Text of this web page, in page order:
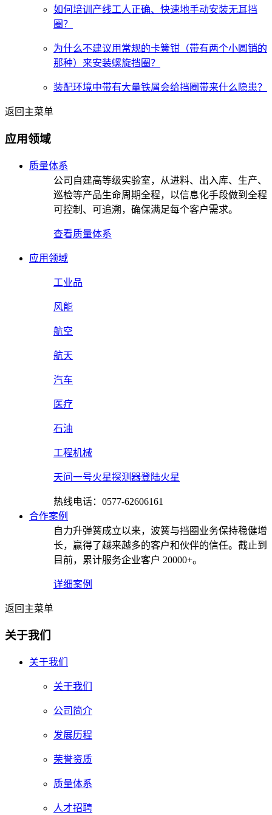
如何培训产线工人正确、快速地手动安装无耳挡
圈？
为什么不建议用常规的卡簧钳（带有两个小圆销的
那种）来安装螺旋挡圈？
装配环境中带有大量铁屑会给挡圈带来什么隐患？
返回主菜单
应用领域
质量体系
公司自建高等级实验室，从进料、出入库、生产、
巡检等产品生命周期全程，以信息化手段做到全程
可控制、可追溯，确保满足每个客户需求。
查看质量体系
应用领域
工业品
风能
航空
航天
汽车
医疗
石油
工程机械
天问一号火星探测器登陆火星
热线电话：0577-62606161
合作案例
自力升弹簧成立以来，波簧与挡圈业务保持稳健增
长，赢得了越来越多的客户和伙伴的信任。截止到
目前，累计服务企业客户 20000+。
详细案例
返回主菜单
关于我们
关于我们
关于我们
公司简介
发展历程
荣誉资质
质量体系
人才招聘